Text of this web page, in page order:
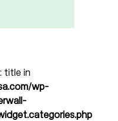
title in
wp-